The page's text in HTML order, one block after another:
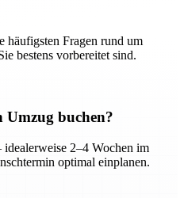
häufigsten Fragen rund um
bestens vorbereitet sind.
Umzug buchen?
2–4 Wochen im
optimal einplanen.